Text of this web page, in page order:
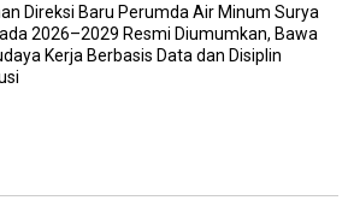
Direksi Baru Perumda Air Minum Surya
2026–2029 Resmi Diumumkan, Bawa
Kerja Berbasis Data dan Disiplin